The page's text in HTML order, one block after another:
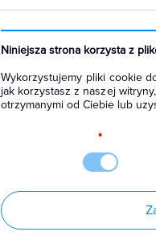
Niniejsza strona korzysta z
Wykorzystujemy pliki cookie
jak korzystasz z naszej
otrzymanymi od Ciebie lub
*
Konfiguratory
Najczęściej